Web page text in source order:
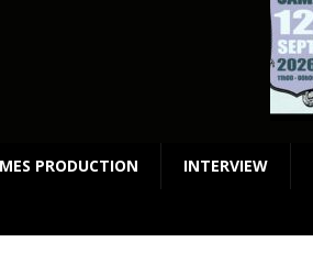
PRODUCTION INTERVIEW